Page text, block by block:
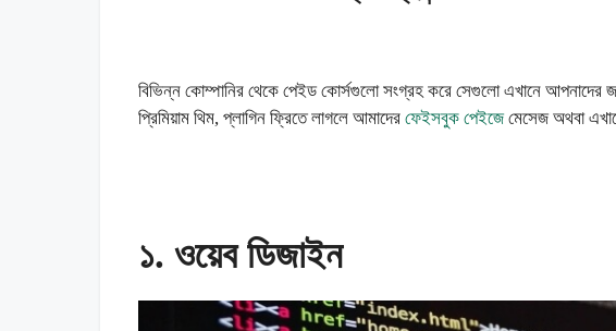
বিভিন্ন কোম্পানির থেকে পেইড কোর্সগুলো সংগ্রহ করে সেগুলো এখানে
প্রিমিয়াম থিম, প্লাগিন ফ্রিতে লাগলে আমাদের ফেইসবুক পেইজেমেসেজ অথবা
১. ওয়েব ডিজাইন